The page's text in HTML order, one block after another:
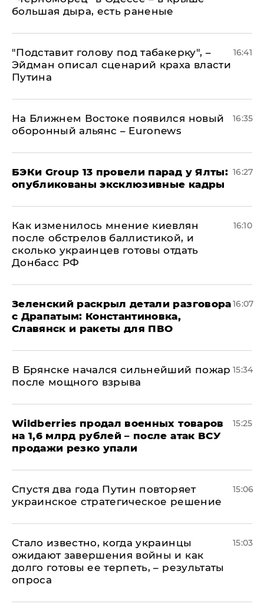
большая дыра, есть раненые
​"Подставит голову под табакерку", –
Эйдман описал сценарий краха власти
Путина
16:41
На Ближнем Востоке появился новый
оборонный альянс – Euronews
16:35
​БЭКи Group 13 провели парад у Ялты:
опубликованы эксклюзивные кадры
16:27
Как изменилось мнение киевлян
после обстрелов баллистикой, и
сколько украинцев готовы отдать
Донбасс РФ
16:10
​Зеленский раскрыл детали разговора
с Драпатым: Константиновка,
Славянск и ракеты для ПВО
16:07
В Брянске начался сильнейший пожар
после мощного взрыва
15:34
​Wildberries продал военных товаров
на 1,6 млрд рублей – после атак ВСУ
продажи резко упали
15:25
Спустя два года Путин повторяет
украинское стратегическое решение
15:06
Стало известно, когда украинцы
ожидают завершения войны и как
долго готовы ее терпеть, – результаты
опроса
15:03